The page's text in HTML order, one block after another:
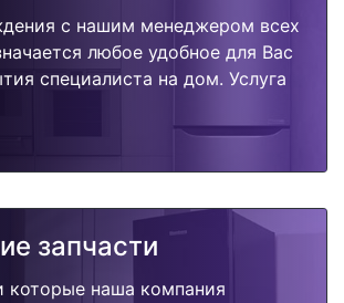
с нашим менеджером всех
любое удобное для Вас
специалиста на дом. Услуга
запчасти
которые наша компания